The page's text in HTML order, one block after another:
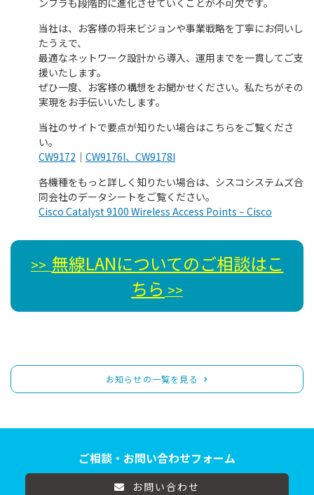
ンフラも段階的に進化させていくことが不可欠です。
当社は、お客様の将来ビジョンや事業戦略を丁寧にお伺いし
たうえで、
最適なネットワーク設計から導入、運用までを一貫してご支
援いたします。
ぜひ一度、お客様の構想をお聞かせください。私たちがその
実現をお手伝いいたします。
当社のサイトで要点が知りたい場合はこちらをご覧くださ
い。
CW9172 ｜ CW9176I、 CW9178I
各機種をもっと詳しく知りたい場合は、シスコシステムズ合
同会社のデータシートをご覧ください。
Cisco Catalyst 9100 Wireless Access Points – Cisco
>> 無線LANについてのご相談はこ
ちら >>
お知らせの一覧を見る
ご相談・お問い合わせフォーム
お問い合わせ